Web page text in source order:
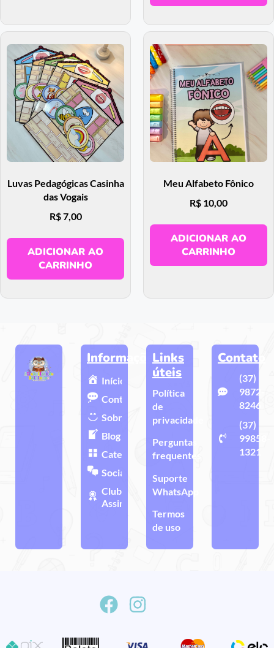
Luvas Pedagógicas Casinha
das Vogais
R$7,00
ADICIONAR AO
CARRINHO
Meu Alfabeto Fônico
R$ 10,00
ADICIONAR AO
CARRINHO
Informações
Início
Contato
Sobre
Blog
Categorias
Sociais
Clube de
Assinatura
Links
úteis
Política
de
privacidade
Perguntas
frequentes
Suporte
WhatsApp
Termos
de uso
Contato
(37)
9872-
8246
(37)
99858-
1321